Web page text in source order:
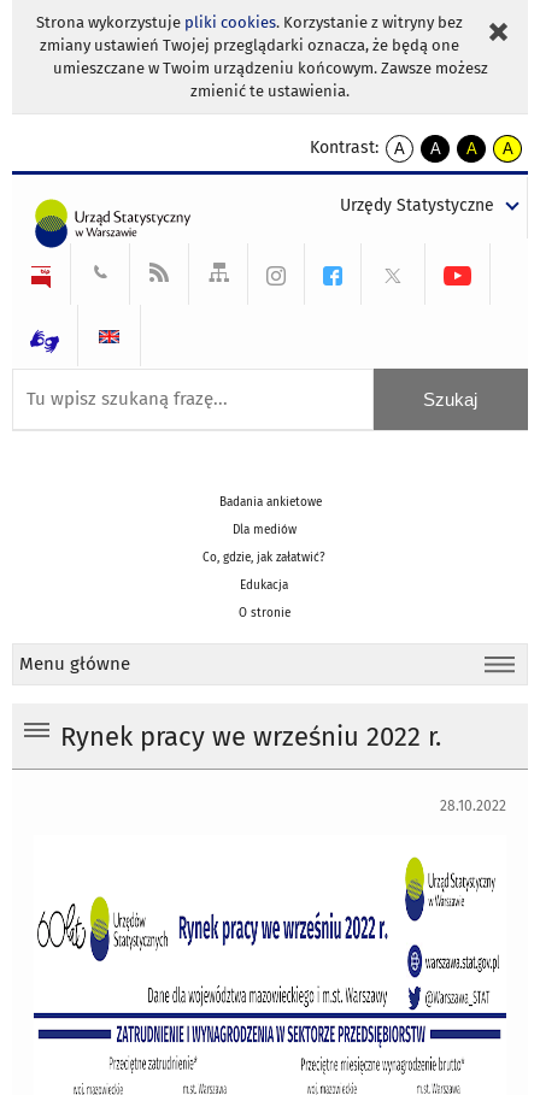
Strona wykorzystuje pliki cookies. Korzystanie z witryny bez
zmiany ustawień Twojej przeglądarki oznacza, że będą one
umieszczane w Twoim urządzeniu końcowym. Zawsze możesz
zmienić te ustawienia.
Kontrast:
A
kontrast
A
kontrast
tekst
czarnym
A
kontrast
tekst
czarnym
A
tekst
żółtym
Urzędy Statystyczne
Badania ankietowe
Dla mediów
Co, gdzie, jak załatwić?
Edukacja
O stronie
Menu główne
Rynek pracy we wrześniu 2022 r.
28.10.2022